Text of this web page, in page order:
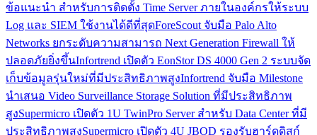
ข้อแนะนำ สำหรับการติดตั้ง Time Server ภายในองค์กรให้ระบบ
Log และ SIEM ใช้งานได้ดีที่สุดForeScout จับมือ Palo Alto
Networks ยกระดับความสามารถ Next Generation Firewall ให้
ปลอดภัยยิ่งขึ้นInfortrend เปิดตัว EonStor DS 4000 Gen 2 ระบบจัด
เก็บข้อมูลรุ่นใหม่ที่มีประสิทธิภาพสูงInfortrend จับมือ Milestone
นำเสนอ Video Surveillance Storage Solution ที่มีประสิทธิภาพ
สูงSupermicro เปิดตัว 1U TwinPro Server สำหรับ Data Center ที่มี
ประสิทธิภาพสูงSupermicro เปิดตัว 4U JBOD รองรับฮาร์ดดิสก์